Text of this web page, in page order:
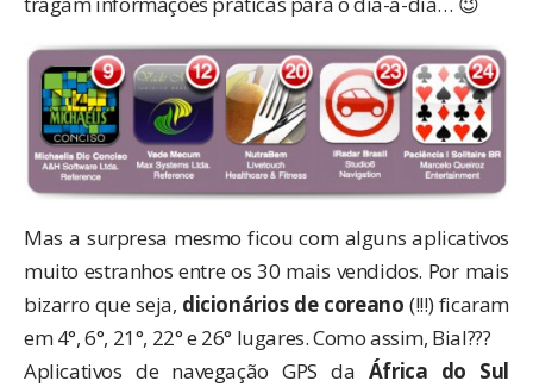
Mas a surpresa mesmo ficou com alguns aplicativos
muito estranhos entre os 30 mais vendidos. Por mais
bizarro que seja, dicionários de coreano (!!!) ficaram
em 4°, 6°, 21°, 22° e 26° lugares. Como assim, Bial???
Aplicativos de navegação GPS da África do Sul